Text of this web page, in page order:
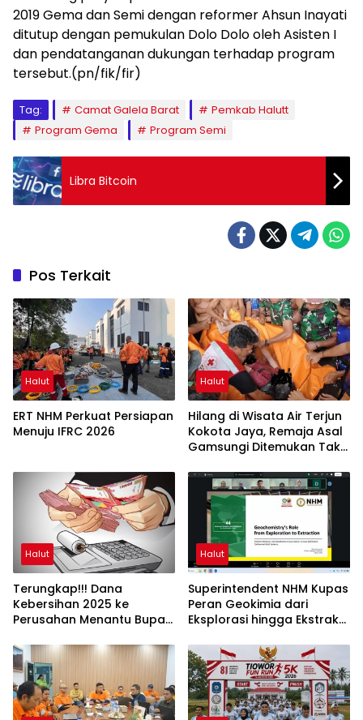
2019 Gema dan Semi dengan reformer Ahsun Inayati
ditutup dengan pemukulan Dolo Dolo oleh Asisten I
dan pendatanganan dukungan terhadap program
tersebut.(pn/fik/fir)
Tag: Camat Galela Barat
Pemkab Halutt
Program Gema
Program Semi
Libra Bitcoin
Pos Terkait
Halut
ERT NHM Perkuat Persiapan
Menuju IFRC 2026
Halut
Hilang di Wisata Air Terjun
Kokota Jaya, Remaja Asal
Gamsungi Ditemukan Tak
Halut
Terungkap!!! Dana
Kebersihan 2025 ke
Perusahan Menantu Bupati
Halut
Superintendent NHM Kupas
Peran Geokimia dari
Eksplorasi hingga Ekstraksi
UNG